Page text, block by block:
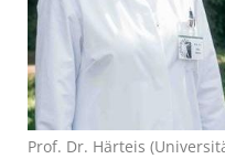
Prof. Dr. Härteis